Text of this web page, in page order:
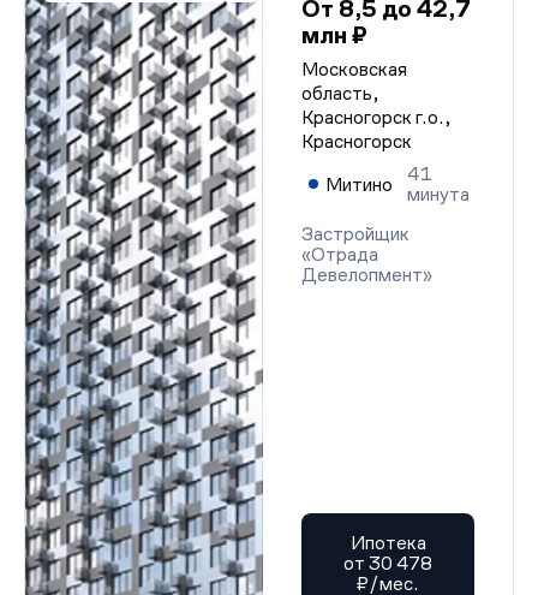
От 8,5 до 42,7
млн ₽
Московская
область,
Красногорск г.о.,
Красногорск
Митино
41
минута
Застройщик
«Отрада
Девелопмент»
Ипотека
от 30 478
₽/мес.